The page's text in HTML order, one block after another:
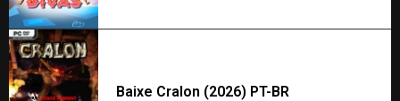
Baixe Cralon (2026) PT-BR